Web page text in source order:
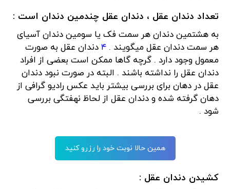
تعداد دندان عقل ، دندان عقل چندمین دندان است :
به هشتمین دندان هر سمت فک یا سومین دندان آسیای
هر سمت دندان عقل میگویند .۴ دندان عقل به صورت
معمول وجود دارد . گرچه گاها ممکن است بعضی از افراد
دندان عقل را نداشته باشند . البته در صورت نبود دندان
عقل در دهان برای بررسی بیشتر باید عکس رادیو گرافی از
دهان گرفته شده و دندان عقل از لحاظ نهفتگی بررسی
شود .
همین حالا نوبت خود را رزرو کنید
کشیدن دندان عقل :